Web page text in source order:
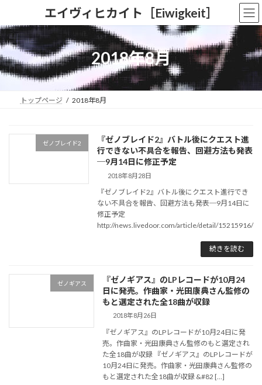
テ
ン
ツ
へ
ス
ゲ
ー
シ
ョ
ン
エイヴィヒカイト［Eiwigkeit］
2018年8月
トップページ 2018年8月
ゼノブレイド2
『ゼノブレイド2』バトル後にクエスト進
行できない不具合を報告、回避方法も発表
─9月14日に修正予定
2018年8月28日
『ゼノブレイド2』バトル後にクエスト進行でき
ない不具合を報告、回避方法も発表─9月14日に
修正予定
http://news.livedoor.com/article/detail/15215916/
続きを読む
ゼノギアス
『ゼノギアス』のLPレコードが10月24
日に発売。作曲家・光田康典さん監修の
もと選定された全18曲が収録
2018年8月26日
『ゼノギアス』のLPレコードが10月24日に発
売。作曲家・光田康典さん監修のもと選定され
た全18曲が収録 『ゼノギアス』のLPレコードが
10月24日に発売。作曲家・光田康典さん監修の
もと選定された全18曲が収録 &#82 […]